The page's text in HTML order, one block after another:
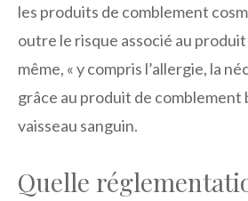
les produits de comblement
outre le risque associé au
même, « y compris l’allergie, la
grâce au produit de comblement
vaisseau sanguin.
Quelle